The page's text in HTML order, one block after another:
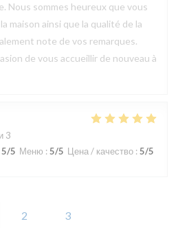
Nous sommes heureux que vous
maison ainsi que la qualité de la
note de vos remarques.
de vous accueillir de nouveau à
3
5/5 Меню : 5/5 Цена / качество : 5/5
2 3